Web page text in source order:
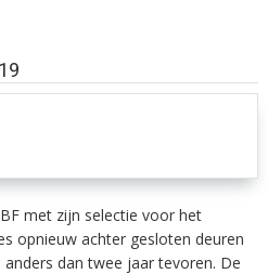
met zijn selectie voor het
opnieuw achter gesloten deuren
dan twee jaar tevoren. De